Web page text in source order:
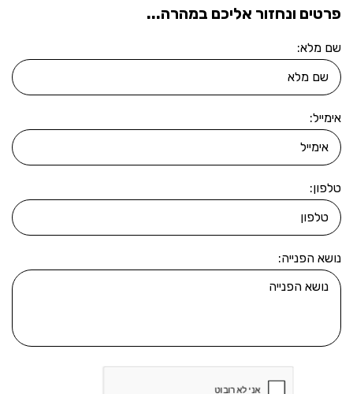
פרטים ונחזור אליכם במהרה...
שם מלא:
אימייל:
טלפון:
נושא הפנייה: